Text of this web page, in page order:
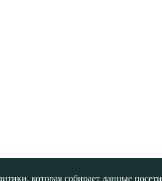
которая собирает данные